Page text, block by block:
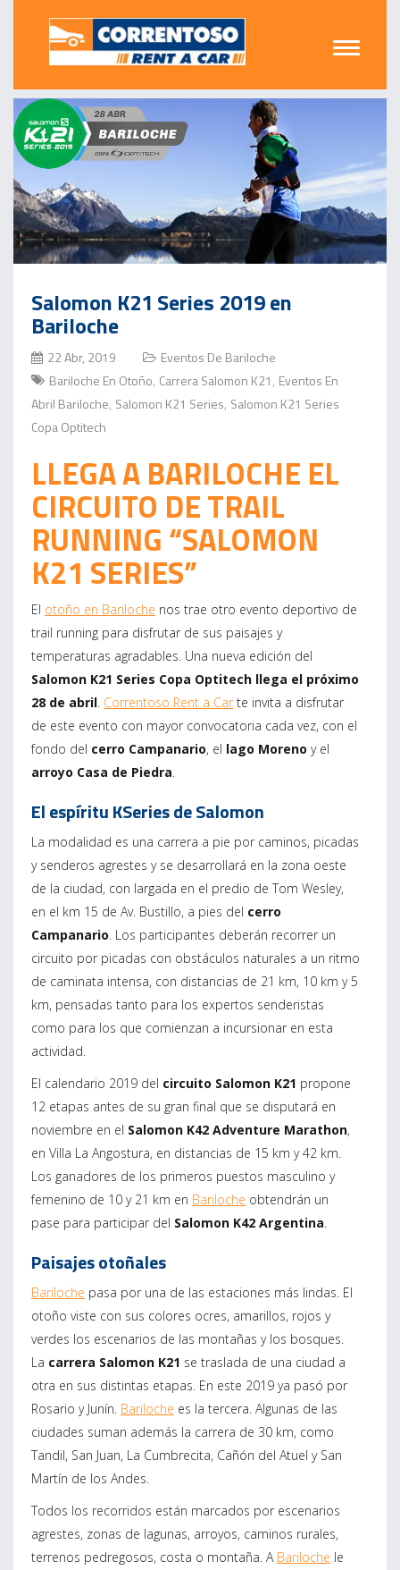
Salomon K21 Series 2019 en
Bariloche
22 Abr, 2019
Eventos De Bariloche
Bariloche En Otoño, Carrera Salomon K21 , Eventos En
Abril Bariloche, Salomon K21 Series, Salomon K21 Series
Copa Optitech
LLEGA A BARILOCHE EL
CIRCUITO DE TRAIL
RUNNING “SALOMON
K21 SERIES”
El otoño en Bariloche nos trae otro evento deportivo de
trail running para disfrutar de sus paisajes y
temperaturas agradables. Una nueva edición del
Salomon K21 Series Copa Optitech llega el próximo
28 de abril Correntoso Rent a Car te invita a disfrutar
de este evento con mayor convocatoria cada vez, con el
fondo del cerro Campanario, el lago Moreno y el
arroyo Casa de Piedra
El espíritu KSeries de Salomon
La modalidad es una carrera a pie por caminos, picadas
y senderos agrestes y se desarrollará en la zona oeste
de la ciudad, con largada en el predio de Tom Wesley,
en el km 15 de Av. Bustillo, a pies del cerro
Campanario . Los participantes deberán recorrer un
circuito por picadas con obstáculos naturales a un ritmo
de caminata intensa, con distancias de 21 km, 10 km y 5
km, pensadas tanto para los expertos senderistas
como para los que comienzan a incursionar en esta
actividad.
El calendario 2019 del circuito Salomon K21 propone
12 etapas antes de su gran final que se disputará en
noviembre en el Salomon K42 Adventure Marathon,
en Villa La Angostura, en distancias de 15 km y 42 km.
Los ganadores de los primeros puestos masculino y
femenino de 10 y 21 km en Bariloche obtendrán un
pase para participar del Salomon K42 Argentina
Paisajes otoñales
Bariloche pasa por una de las estaciones más lindas. El
otoño viste con sus colores ocres, amarillos, rojos y
verdes los escenarios de las montañas y los bosques.
La carrera Salomon K21 se traslada de una ciudad a
otra en sus distintas etapas. En este 2019 ya pasó por
Rosario y Junín. Bariloche es la tercera. Algunas de las
ciudades suman además la carrera de 30 km, como
Tandil, San Juan, La Cumbrecita, Cañón del Atuel y San
Martín de los Andes.
Todos los recorridos están marcados por escenarios
agrestes, zonas de lagunas, arroyos, caminos rurales,
terrenos pedregosos, costa o montaña. A Bariloche le